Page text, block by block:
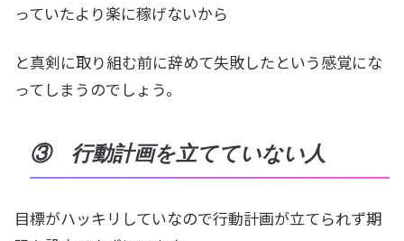
っていたより楽に稼げないから
と真剣に取り組む前に辞めて失敗したという感覚にな
ってしまうのでしょう。
③ 行動計画を立てていない人
目標がハッキリしていなので行動計画が立てられず期